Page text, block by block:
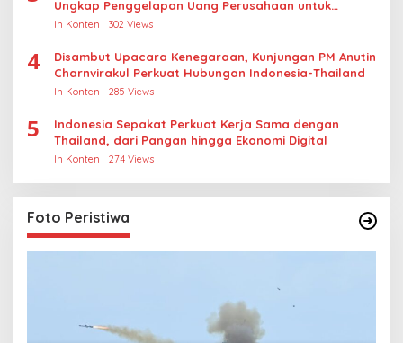
Ungkap Penggelapan Uang Perusahaan untuk
Crypto
In Konten 302 Views
4
Disambut Upacara Kenegaraan, Kunjungan PM Anutin
Charnvirakul Perkuat Hubungan Indonesia-Thailand
In Konten 285 Views
5
Indonesia Sepakat Perkuat Kerja Sama dengan
Thailand, dari Pangan hingga Ekonomi Digital
In Konten 274 Views
Foto Peristiwa